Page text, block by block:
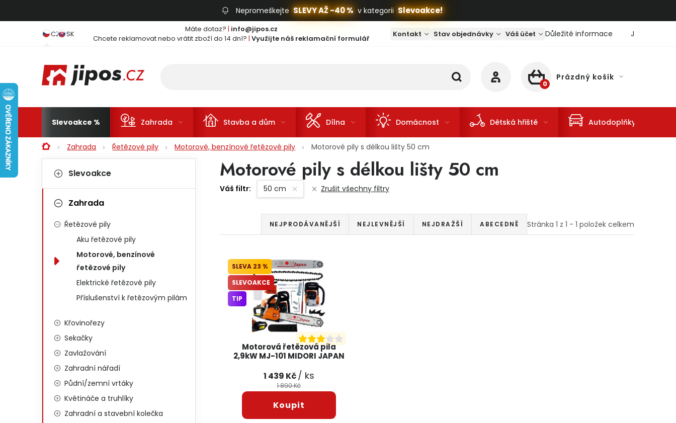
Nepromeškejte SLEVY AŽ -40 % v kategorii Slevoakce!
CZ SK Máte dotaz? | info@jipos.cz
Chcete reklamovat nebo vrátit zboží do 14 dní? | Využijte náš reklamační formulář Kontakt Stav objednávky Váš účet Důležité informace Jaký je
NÁKUPNÍ KOŠÍK
Prázdný košík
Slevoakce Zahrada Stavba a dům Dílna Domácnost Dětská hřiště Autodoplňky
DomůZahrada Řetězové pily Motorové, benzínové řetězové pily Motorové pily s délkou lišty 50 cm
Postranní panel
Kategorie
Slevoakce
Zahrada
Řetězové pily
Aku řetězové pily
Motorové, benzínové
řetězové pily
Elektrické řetězové pily
Příslušenství k řetězovým pilám
Křovinořezy
Sekačky
Zavlažování
Zahradní nářadí
Půdní/zemní vrtáky
Květináče a truhlíky
Zahradní a stavební kolečka
Motorové pily s délkou lišty 50 cm
Váš filtr: 50 cm Zrušit všechny filtry
Stránka 1 z 1 - 1 položek celkem
Řazení produktů
NEJPRODÁVANĚJŠÍ NEJLEVNĚJŠÍ NEJDRAŽŠÍ ABECEDNĚ
Výpis produktů
Motorová řetězová pila
2,9kW MJ-101 MIDORI JAPAN
23 %
SLEVOAKCE
TIP
1 439 Kč/ ks
1 890 Kč